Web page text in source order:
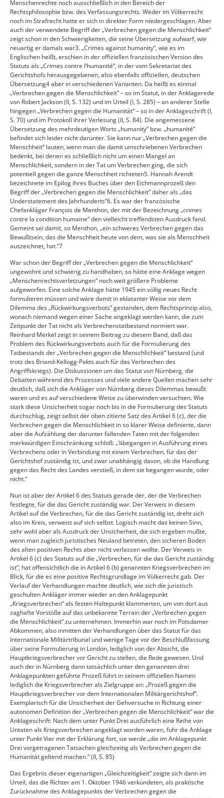
Menschenrechte noch ausschließlich in den Bereich der
Rechtsphilosophie bzw. des Verfassungsrechts. Weder im Völkerrecht
noch im Strafrecht hatte er sich in direkter Form niedergeschlagen. Aber
auch der verwendete Begriff der „Verbrechen gegen die Menschlichkeit“
zeigt schon in den Schwierigkeiten, die seine Übersetzung aufwarf, wie
neuartig er damals war3. „Crimes against humanity“, wie es im
Englischen heißt, erschien in der offiziellen französischen Version des
Statuts als „Crimes contre l‘humanité“, in der vom Sekretariat des
Gerichtshofs herausgegebenen, also ebenfalls offiziellen, deutschen
Übersetzung4 aber in verschiedenen Varianten. Da heißt es einmal
„Verbrechen gegen die Menschlichkeit“ – so im Statut, in der Anklagerede
von Robert Jackson (II, S. 132) und im Urteil (I, S. 285) – an anderer Stelle
hingegen „Verbrechen gegen die Humanität“ – so in der Anklageschrift (I,
S. 70) und im Protokoll ihrer Verlesung (II, S. 84). Die angemessene
Übersetzung des mehrdeutigen Worts „humanity“ bzw. „humanité“
befindet sich leider nicht darunter. Sie kann nur „Verbrechen gegen die
Menschheit“ lauten, wenn man die damit umschriebenen Verbrechen
bedenkt, bei denen es schließlich nicht um einen Mangel an
Menschlichkeit, sondern in der Tat um Verbrechen ging, die sich
potentiell gegen die ganze Menschheit richteten5. Hannah Arendt
bezeichnete im Epilog ihres Buches über den Eichmannprozeß den
Begriff der „Verbrechen gegen die Menschlichkeit“ daher als „das
Understatement des Jahrhunderts“6. Es war der französische
Chefankläger François de Menthon, der mit der Bezeichnung „crimes
contre la condition humaine“ den vielleicht treffendsten Ausdruck fand.
Gemeint sei damit, so Menthon, „ein schweres Verbrechen gegen das
Bewußtsein, das die Menschheit heute von dem, was sie als Menschheit
auszeichnet, hat.“7
War schon der Begriff der „Verbrechen gegen die Menschlichkeit“
ungewohnt und schwierig zu handhaben, so hätte eine Anklage wegen
„Menschenrechtsverletzungen“ noch weit größere Probleme
aufgeworfen. Eine solche Anklage hätte 1945 ein völlig neues Recht
formulieren müssen und wäre damit in eklatanter Weise vor dem
Dilemma des „Rückwirkungsverbots“ gestanden, dem Rechtsprinzip also,
wonach niemand wegen einer Sache angeklagt werden kann, die zum
Zeitpunkt der Tat nicht als Verbrechenstatbestand normiert war.
Reinhard Merkel zeigt in seinem Beitrag zu diesem Band, daß das
Problem des Rückwirkungsverbots auch für die Formulierung des
Tatbestands der „Verbrechen gegen die Menschlichkeit“ bestand (und
trotz des Briand-Kellogg-Pakts auch für das Verbrechen des
Angriffskriegs). Die Diskussionen um das Statut von Nürnberg, die
Debatten während des Prozesses und viele andere Quellen machen sehr
deutlich, daß sich die Ankläger von Nürnberg dieses Dilemmas bewußt
waren und es auf verschiedene Weise zu überwinden versuchten. Wie
stark diese Unsicherheit sogar noch bis in die Formulierung des Statuts
durchschlug, zeigt selbst der oben zitierte Satz des Artikel 6 (c), der die
Verbrechen gegen die Menschlichkeit in so klarer Weise definierte, dann
aber die Aufzählung der darunter fallenden Taten mit der folgenden
merkwürdigen Einschränkung schloß: „¼begangen in Ausführung eines
Verbrechens oder in Verbindung mit einem Verbrechen, für das der
Gerichtshof zuständig ist, und zwar unabhängig davon, ob die Handlung
gegen das Recht des Landes verstieß, in dem sie begangen wurde, oder
nicht.“
Nun ist aber der Artikel 6 des Statuts gerade der, der die Verbrechen
festlegte, für die das Gericht zuständig war. Der Verweis in diesem
Artikel auf die Verbrechen, für die das Gericht zuständig ist, dreht sich
also im Kreis, verweist auf sich selbst. Logisch macht das keinen Sinn,
sehr wohl aber als Ausdruck der Unsicherheit, die sich ergeben mußte,
wenn man zugleich juristisches Neuland betreten, den sicheren Boden
des alten positiven Rechts aber nicht verlassen wollte. Der Verweis in
Artikel 6 (c) des Statuts auf die „Verbrechen, für die das Gericht zuständig
ist“, hat offensichtlich die in Artikel 6 (b) genannten Kriegsverbrechen im
Blick, für die es eine positive Rechtsgrundlage im Völkerrecht gab. Der
Verlauf der Verhandlungen machte deutlich, wie sich die juristisch
geschulten Ankläger immer wieder an den Anklagepunkt
„Kriegsverbrechen“ als festen Haltepunkt klammerten, um von dort aus
zaghafte Vorstöße auf das unbekannte Terrain der „Verbrechen gegen
die Menschlichkeit“ zu unternehmen. Immerhin war noch im Potsdamer
Abkommen, also inmitten der Verhandlungen über das Statut für das
Internationale Militärtribunal und wenige Tage vor der Beschlußfassung
über seine Formulierung in London, lediglich von der Absicht, die
Hauptkriegsverbrecher vor Gericht zu stellen, die Rede gewesen. Und
auch der in Nürnberg dann tatsächlich unter den genannten drei
Anklagepunkten geführte Prozeß führt in seinem offiziellen Namen
lediglich die Kriegsverbrecher als Zielgruppe an: „Prozeß gegen die
Hauptkriegsverbrecher vor dem Internationalen Militärgerichtshof“.
Exemplarisch für die Unsicherheit der Gehversuche in Richtung einer
autonomen Definition der „Verbrechen gegen die Menschlichkeit“ war die
Anklageschrift: Nach dem unter Punkt Drei ausführlich eine Reihe von
Untaten als Kriegsverbrechen angeklagt worden waren, fuhr die Anklage
unter Punkt Vier mit der Erklärung fort, sie werde „die im Anklagepunkt
Drei vorgetragenen Tatsachen gleichzeitig als Verbrechen gegen die
Humanität geltend machen.“ (II, S. 85)
Das Ergebnis dieser eigenartigen „Gleichzeitigkeit“ zeigte sich dann im
Urteil, das die Richter am 1. Oktober 1946 verkündeten, als praktische
Zurücknahme des Anklagepunkts der Verbrechen gegen die